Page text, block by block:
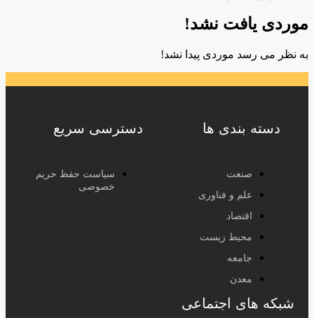
موردی یافت نشد!
به نظر می رسد موردی پیدا نشد!
دسته بندی ها
صنعت
علم و فناوری
اقتصاد
محیط زیست
جامعه
معدن
دسترسی سریع
سیاست حفظ حریم
خصوصی
شبکه های اجتماعی